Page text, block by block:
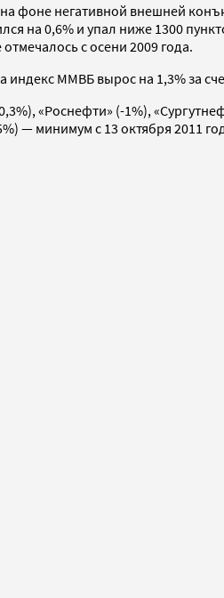
фоне негативной внешней
на 0,6% и упал ниже 1300
с осени 2009 года.
ММВБ вырос на 1,3% за
«Роснефти» (-1%),
— минимум с 13 октября 2011